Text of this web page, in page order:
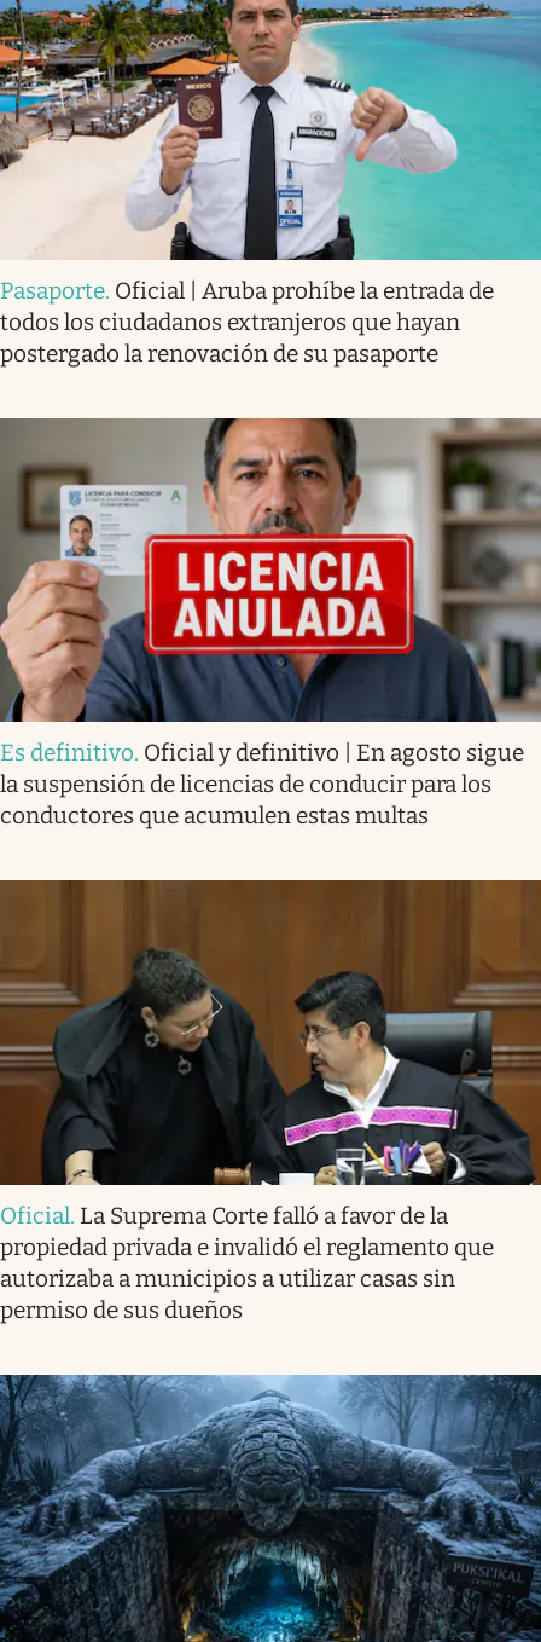
Pasaporte. Oficial | Aruba prohíbe la entrada de
todos los ciudadanos extranjeros que hayan
postergado la renovación de su pasaporte
Es definitivo. Oficial y definitivo | En agosto sigue
la suspensión de licencias de conducir para los
conductores que acumulen estas multas
Oficial. La Suprema Corte falló a favor de la
propiedad privada e invalidó el reglamento que
autorizaba a municipios a utilizar casas sin
permiso de sus dueños